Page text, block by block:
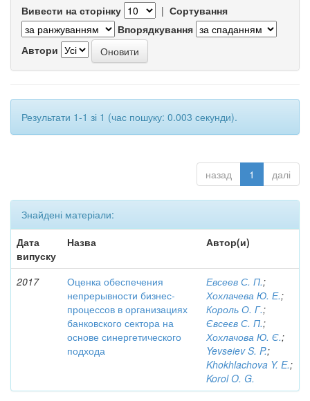
Вивести на сторінку | Сортування
Впорядкування
Автори
Результати 1-1 зі 1 (час пошуку: 0.003 секунди).
назад 1 далі
Знайдені матеріали:
Дата
випуску
Назва Автор(и)
2017
Оценка обеспечения
непрерывности бизнес-
процессов в организациях
банковского сектора на
основе синергетического
подхода
Евсеев С. П.;
Хохлачева Ю. Е.;
Король О. Г.;
Євсеєв С. П.;
Хохлачова Ю. Є.;
Yevseiev S. P.;
Khokhlachova Y. E.;
Korol O. G.